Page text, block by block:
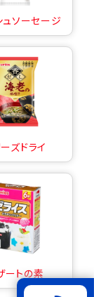
ュソーセージ
ズドライ
ートの素